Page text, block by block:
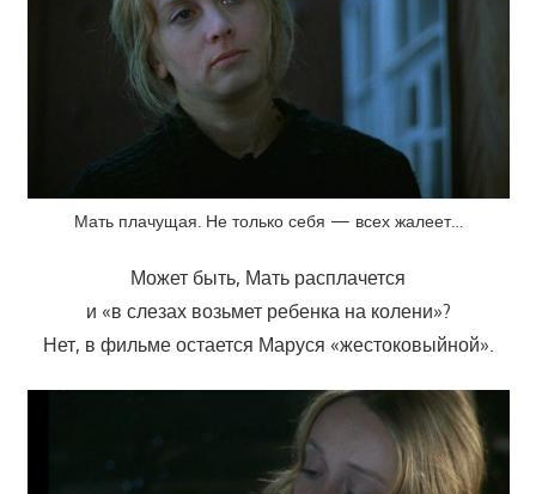
Мать плачущая. Не только себя — всех жалеет…
Может быть, Мать расплачется
и «в слезах возьмет ребенка на колени»?
Нет, в фильме остается Маруся «жестоковыйной».